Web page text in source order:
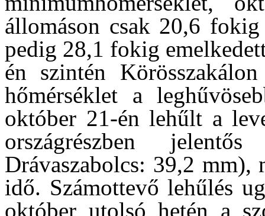
állomáson csak 20,6
pedig 28,1 fokig
én szintén
hőmérséklet a
október 21-én lehűlt a
országrészben
Drávaszabolcs: 39,2
idő. Számottevő lehűlés
október utolsó hetén a